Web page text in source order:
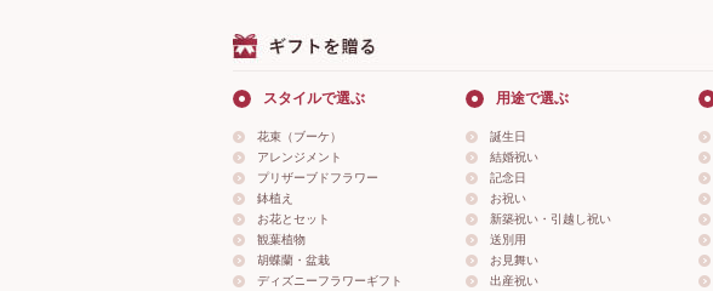
スタイルで選ぶ
花束（ブーケ）
アレンジメント
プリザーブドフラワー
鉢植え
お花とセット
観葉植物
胡蝶蘭・盆栽
ディズニーフラワーギフト
用途で選ぶ
誕生日
結婚祝い
記念日
お祝い
新築祝い・引越し祝い
送別用
お見舞い
出産祝い